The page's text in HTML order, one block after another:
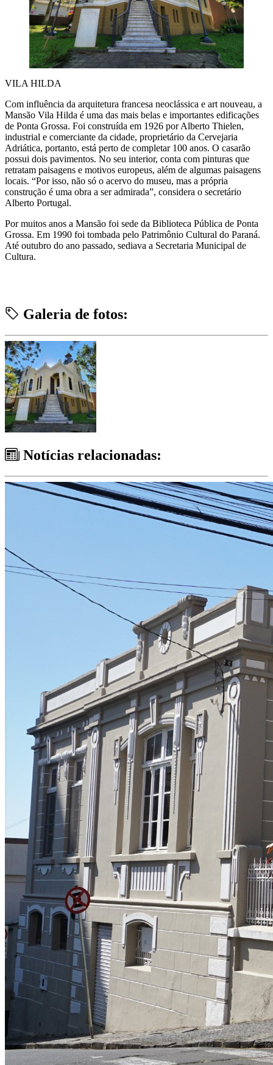
VILA HILDA
Com influência da arquitetura francesa neoclássica e art nouveau, a
Mansão Vila Hilda é uma das mais belas e importantes edificações
de Ponta Grossa. Foi construída em 1926 por Alberto Thielen,
industrial e comerciante da cidade, proprietário da Cervejaria
Adriática, portanto, está perto de completar 100 anos. O casarão
possui dois pavimentos. No seu interior, conta com pinturas que
retratam paisagens e motivos europeus, além de algumas paisagens
locais. “Por isso, não só o acervo do museu, mas a própria
construção é uma obra a ser admirada”, considera o secretário
Alberto Portugal.
Por muitos anos a Mansão foi sede da Biblioteca Pública de Ponta
Grossa. Em 1990 foi tombada pelo Patrimônio Cultural do Paraná.
Até outubro do ano passado, sediava a Secretaria Municipal de
Cultura.
Galeria de fotos:
Notícias relacionadas: